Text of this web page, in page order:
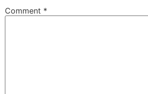
Comment *